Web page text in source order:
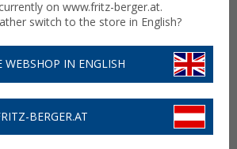
on www.fritz-berger.at.
switch to the store in English?
WEBSHOP IN ENGLISH
BERGER.AT